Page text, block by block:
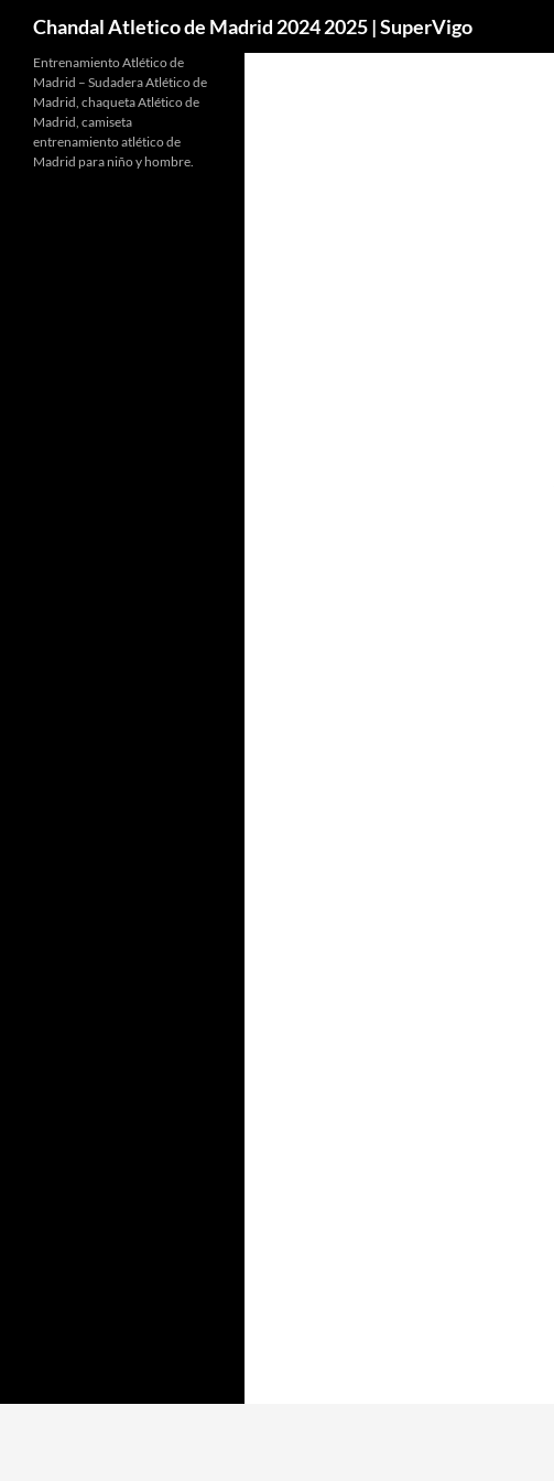
Chandal Atletico de Madrid 2024 2025 | SuperVigo
Entrenamiento Atlético de
Madrid – Sudadera Atlético de
Madrid, chaqueta Atlético de
Madrid, camiseta
entrenamiento atlético de
Madrid para niño y hombre.